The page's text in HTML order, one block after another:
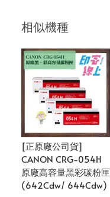
相似機種
[正原廠公司貨]
CANON CRG-054H
原廠高容量黑彩碳粉匣
(642Cdw/ 644Cdw)